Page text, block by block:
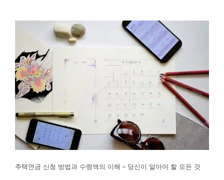
주택연금 신청 방법과 수령액의 이해 – 당신이 알아야 할 모든 것